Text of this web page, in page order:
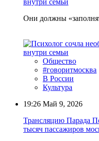
внутри семьи
Они должны
Общество
#говоритмосква
В России
Культура
19:26 Май 9, 2026
Трансляцию Парада
тысяч пассажиров